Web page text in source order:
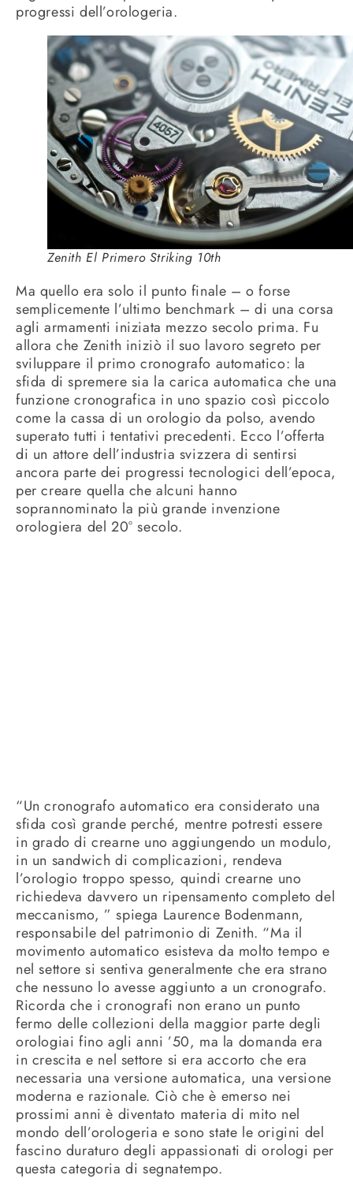
progressi dell’orologeria.
Zenith El Primero Striking 10th
Ma quello era solo il punto finale – o forse
semplicemente l’ultimo benchmark – di una corsa
agli armamenti iniziata mezzo secolo prima. Fu
allora che Zenith iniziò il suo lavoro segreto per
sviluppare il primo cronografo automatico: la
sfida di spremere sia la carica automatica che una
funzione cronografica in uno spazio così piccolo
come la cassa di un orologio da polso, avendo
superato tutti i tentativi precedenti. Ecco l’offerta
di un attore dell’industria svizzera di sentirsi
ancora parte dei progressi tecnologici dell’epoca,
per creare quella che alcuni hanno
soprannominato la più grande invenzione
orologiera del 20° secolo.
“Un cronografo automatico era considerato una
sfida così grande perché, mentre potresti essere
in grado di crearne uno aggiungendo un modulo,
in un sandwich di complicazioni, rendeva
l’orologio troppo spesso, quindi crearne uno
richiedeva davvero un ripensamento completo del
meccanismo, ” spiega Laurence Bodenmann,
responsabile del patrimonio di Zenith. “Ma il
movimento automatico esisteva da molto tempo e
nel settore si sentiva generalmente che era strano
che nessuno lo avesse aggiunto a un cronografo.
Ricorda che i cronografi non erano un punto
fermo delle collezioni della maggior parte degli
orologiai fino agli anni ’50, ma la domanda era
in crescita e nel settore si era accorto che era
necessaria una versione automatica, una versione
moderna e razionale. Ciò che è emerso nei
prossimi anni è diventato materia di mito nel
mondo dell’orologeria e sono state le origini del
fascino duraturo degli appassionati di orologi per
questa categoria di segnatempo.